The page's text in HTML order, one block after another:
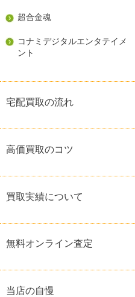
超合金魂
コナミデジタルエンタテイメ
ント
宅配買取の流れ
高価買取のコツ
買取実績について
無料オンライン査定
当店の自慢